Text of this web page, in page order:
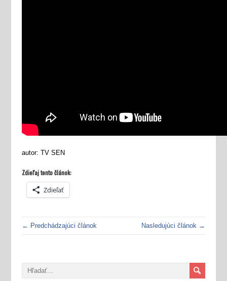
autor: TV SEN
Zdieľaj tento článok:
Zdieľať
← Predchádzajúci článok Nasledujúci článok →